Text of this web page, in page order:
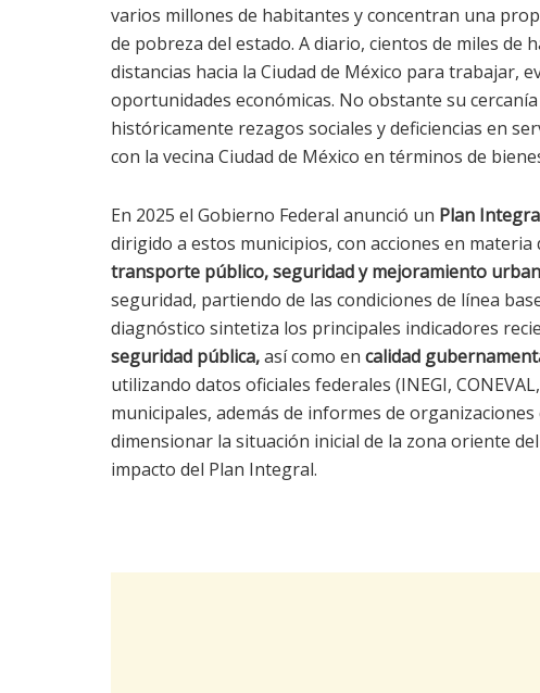
varios millones de habitantes y concentran una
de pobreza del estado. A diario, cientos de miles de
distancias hacia la Ciudad de México para trabajar,
oportunidades económicas. No obstante su
históricamente rezagos sociales y deficiencias en
con la vecina Ciudad de México en términos de
En 2025 el Gobierno Federal anunció un Plan
dirigido a estos municipios, con acciones en materia
transporte público, seguridad y mejoramiento
seguridad, partiendo de las condiciones de línea
diagnóstico sintetiza los principales indicadores
seguridad pública,así como en calidad
utilizando datos oficiales federales (INEGI, CONEVAL,
municipales, además de informes de
dimensionar la situación inicial de la zona oriente
impacto del Plan Integral.